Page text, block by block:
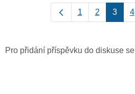
1 2 3 4
Pro přidání příspěvku do diskuse